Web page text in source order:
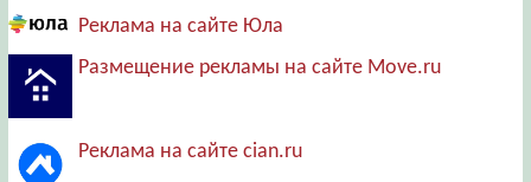
Реклама на сайте Юла
Размещение рекламы на сайте Move.ru
Реклама на сайте cian.ru